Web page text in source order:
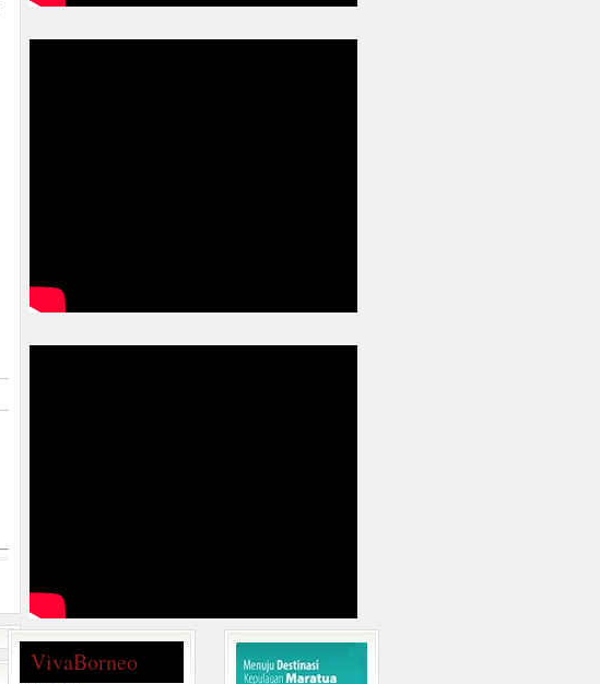
VivaBorneo